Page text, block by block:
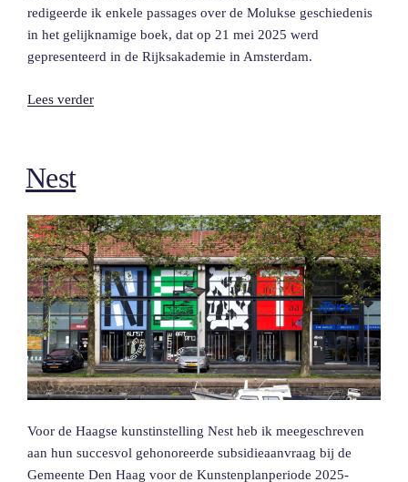
redigeerde ik enkele passages over de Molukse geschiedenis
in het gelijknamige boek, dat op 21 mei 2025 werd
gepresenteerd in de Rijksakademie in Amsterdam.
Lees verder“Nazif
Nest
Voor de Haagse kunstinstelling Nest heb ik meegeschreven
aan hun succesvol gehonoreerde subsidieaanvraag bij de
Gemeente Den Haag voor de Kunstenplanperiode 2025-